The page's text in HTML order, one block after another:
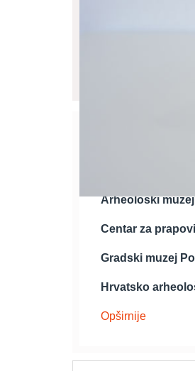
Arheološki
Centar za
Gradski muzej
Hrvatsko
Opširnije